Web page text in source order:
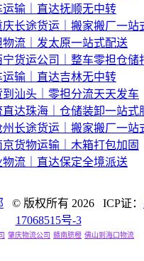
输｜直达抚顺无中转
长途货运｜搬家搬厂一站
流｜发太原一站式配送
货运公司｜整车零担仓储
输｜直达吉林无中转
汕头｜零担分流天天发车
达珠海｜仓储装卸一站式
长途货运｜搬家搬厂一站
货物运输｜木箱打包加固
流｜直达保定全境派送
© 版权所有 2026 ICP证：
17068515号-3
肇庆物流公司 赣南脐橙 佛山到海口物流